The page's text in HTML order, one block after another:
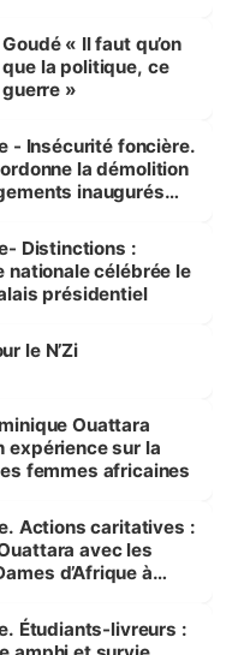
« Il faut qu’on
la politique, ce
guerre »
- Insécurité foncière.
la démolition
inaugurés
Distinctions :
nationale célébrée le
présidentiel
le N’Zi
Ouattara
expérience sur la
femmes africaines
Actions caritatives :
avec les
d’Afrique à
Étudiants-livreurs :